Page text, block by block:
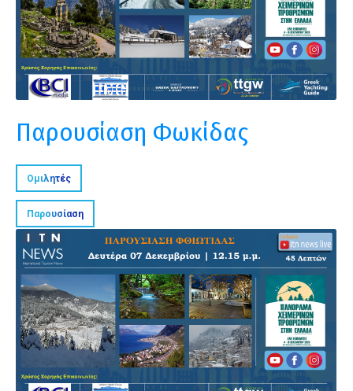
Παρουσίαση Φωκίδας
Ομιλητές
Παρουσίαση